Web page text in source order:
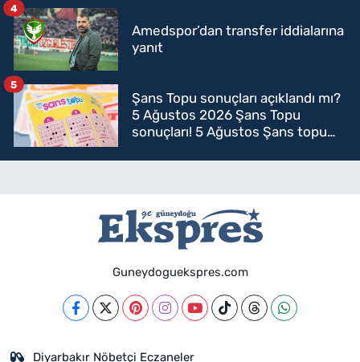
Amedspor’dan transfer iddialarına
yanıt
4
Şans Topu sonuçları açıklandı mı?
5 Ağustos 2026 Şans Topu
sonuçları! 5 Ağustos Şans topu
5
Guneydoguekspres.com
Diyarbakır Nöbetçi Eczaneler